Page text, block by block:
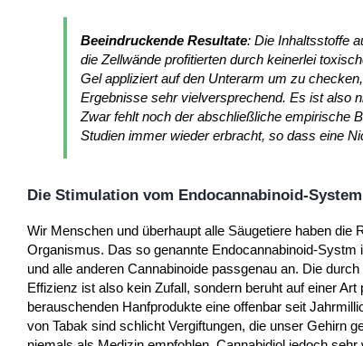
Beeindruckende Resultate: Die Inhaltsstoffe
die Zellwände profitierten durch keinerlei
Gel appliziert auf den Unterarm um zu
Ergebnisse sehr vielversprechend. Es ist also
Zwar fehlt noch der abschließliche empirische
Studien immer wieder erbracht, so dass eine
Die Stimulation vom Endocannabinoid-System
Wir Menschen und überhaupt alle Säugetiere haben
Organismus. Das so genannte Endocannabinoid-
und alle anderen Cannabinoide passgenau an. Die
Effizienz ist also kein Zufall, sondern beruht auf einer
berauschenden Hanfprodukte eine offenbar seit
von Tabak sind schlicht Vergiftungen, die unser Gehirn